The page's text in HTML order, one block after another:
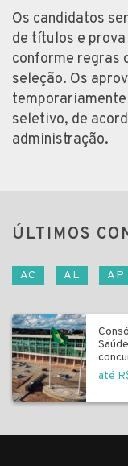
Os candidatos
de títulos e
conforme regras
seleção. Os
seletivo, de
administração.
ÚLTIMOS
AC AL AP
até